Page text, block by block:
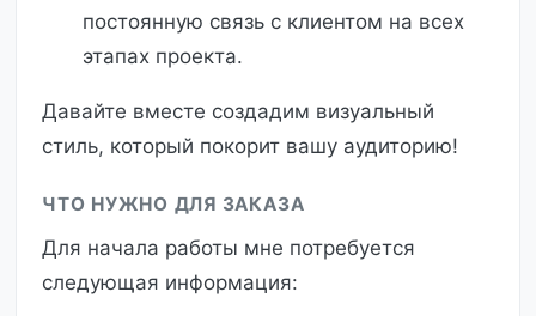
постоянную связь с клиентом на всех
этапах проекта.
Давайте вместе создадим визуальный
стиль, который покорит вашу аудиторию!
ЧТО НУЖНО ДЛЯ ЗАКАЗА
Для начала работы мне потребуется
следующая информация: